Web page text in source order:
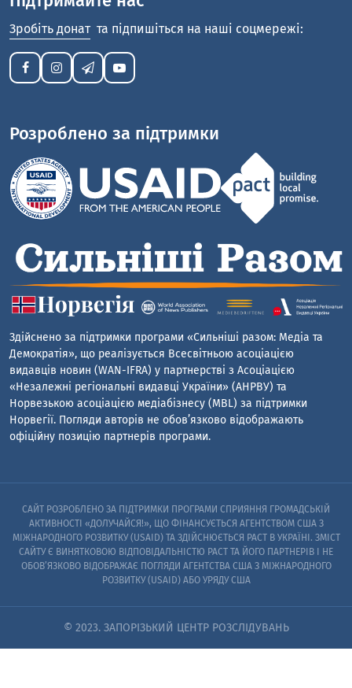
Зробіть донат та підпишіться на наші соцмережі:
Розроблено за підтримки
Здійснено за підтримки програми «Сильніші разом: Медіа та
Демократія», що реалізується Всесвітньою асоціацією
видавців новин (WAN-IFRA) у партнерстві з Асоціацією
«Незалежні регіональні видавці України» (АНРВУ) та
Норвезькою асоціацією медіабізнесу (MBL) за підтримки
Норвегії. Погляди авторів не обов’язково відображають
офіційну позицію партнерів програми.
САЙТ РОЗРОБЛЕНО ЗА ПІДТРИМКИ ПРОГРАМИ СПРИЯННЯ ГРОМАДСЬКІЙ
АКТИВНОСТІ «ДОЛУЧАЙСЯ!», ЩО ФІНАНСУЄТЬСЯ АГЕНТСТВОМ США З
МІЖНАРОДНОГО РОЗВИТКУ (USAID) ТА ЗДІЙСНЮЄТЬСЯ PACT В УКРАЇНІ. ЗМІСТ
САЙТУ Є ВИНЯТКОВОЮ ВІДПОВІДАЛЬНІСТЮ PACT ТА ЙОГО ПАРТНЕРІВ I НЕ
ОБОВ’ЯЗКОВО ВІДОБРАЖАЄ ПОГЛЯДИ АГЕНТСТВА США З МІЖНАРОДНОГО
РОЗВИТКУ (USAID) АБО УРЯДУ США
© 2023. ЗАПОРІЗЬКИЙ ЦЕНТР РОЗСЛІДУВАНЬ